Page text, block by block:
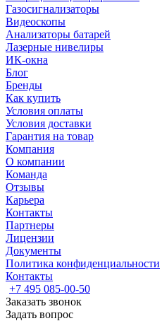
Газосигнализаторы
Видеоскопы
Анализаторы батарей
Лазерные нивелиры
ИК-окна
Блог
Бренды
Как купить
Условия оплаты
Условия доставки
Гарантия на товар
Компания
О компании
Команда
Отзывы
Карьера
Контакты
Партнеры
Лицензии
Документы
Политика конфиденциальности
Контакты
+7 495 085-00-50
Заказать звонок
Задать вопрос